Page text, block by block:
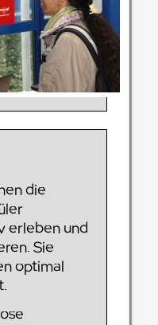
die
erleben und
Sie
optimal